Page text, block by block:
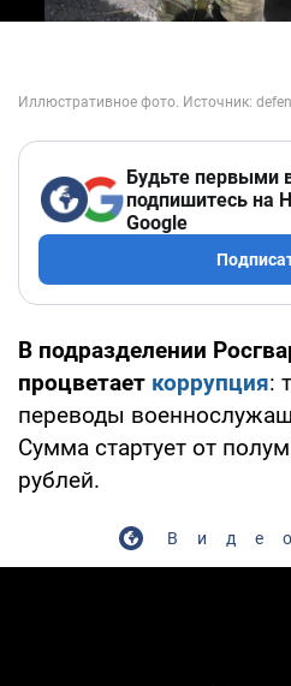
Будьте первыми
подпишитесь на
Google
В подразделении
процветает коррупция:
переводы
Сумма стартует от
рублей.